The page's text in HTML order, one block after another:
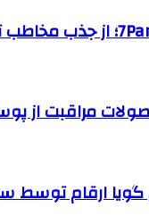
مراقبت از
ارقام توسط